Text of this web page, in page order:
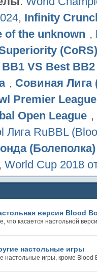
, Infinity
of the unknown ,
(CoRS)
VS Best BB2
, Совиная Лига
Premier
Open League ,
Лига RuBBL
(Болеполка)
, World Cup 2018
версия Blood
что касается настольной
настольные игры
настольные игры, кроме Blood